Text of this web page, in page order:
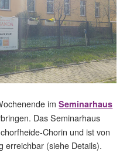
imSeminarhaus
Das Seminarhaus
Chorin und ist von
erreichbar (siehe Details).